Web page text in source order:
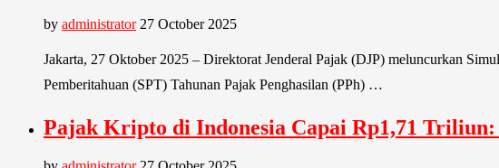
by administrator 27 October 2025
Jakarta, 27 Oktober 2025 – Direktorat Jenderal Pajak (DJP) meluncurkan
Pemberitahuan (SPT) Tahunan Pajak Penghasilan (PPh) …
Pajak Kripto di Indonesia Capai Rp1,71